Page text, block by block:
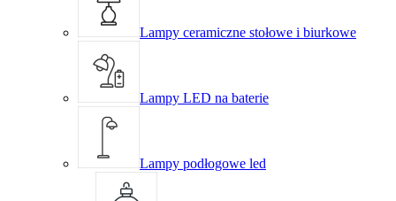
Lampy ceramiczne stołowe i biurkowe
Lampy LED na baterie
Lampy podłogowe led